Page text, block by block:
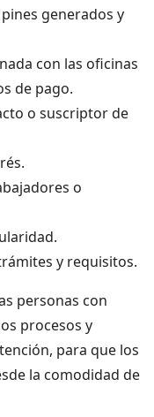
generados y
con las oficinas
de pago.
o suscriptor de
o
y requisitos.
personas con
procesos y
para que los
la comodidad de